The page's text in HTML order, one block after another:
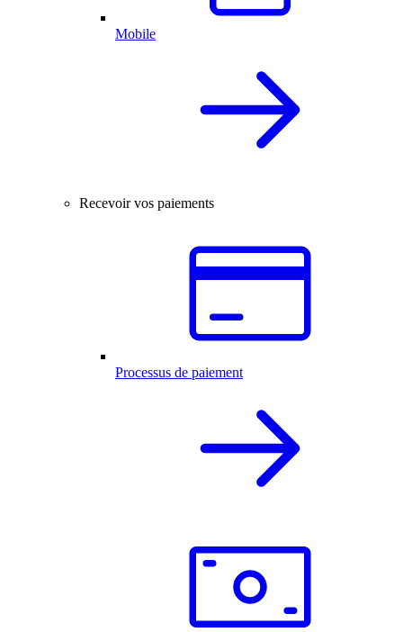
Mobile
Recevoir vos paiements
Processus de paiement